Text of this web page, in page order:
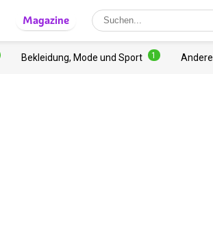
Magazine
Bekleidung, Mode und Sport 1 Andere